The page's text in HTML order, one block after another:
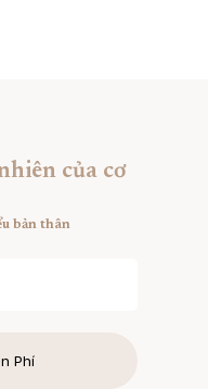
của cơ
bản thân
Phí